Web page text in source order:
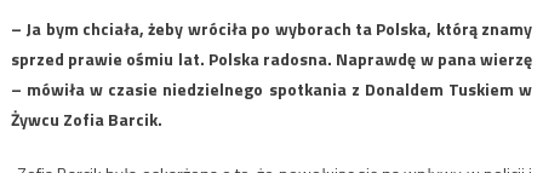
– Ja bym chciała, żeby wróciła po wyborach ta Polska, którą znamy
sprzed prawie ośmiu lat. Polska radosna. Naprawdę w pana wierzę
– mówiła w czasie niedzielnego spotkania z Donaldem Tuskiem w
Żywcu Zofia Barcik.